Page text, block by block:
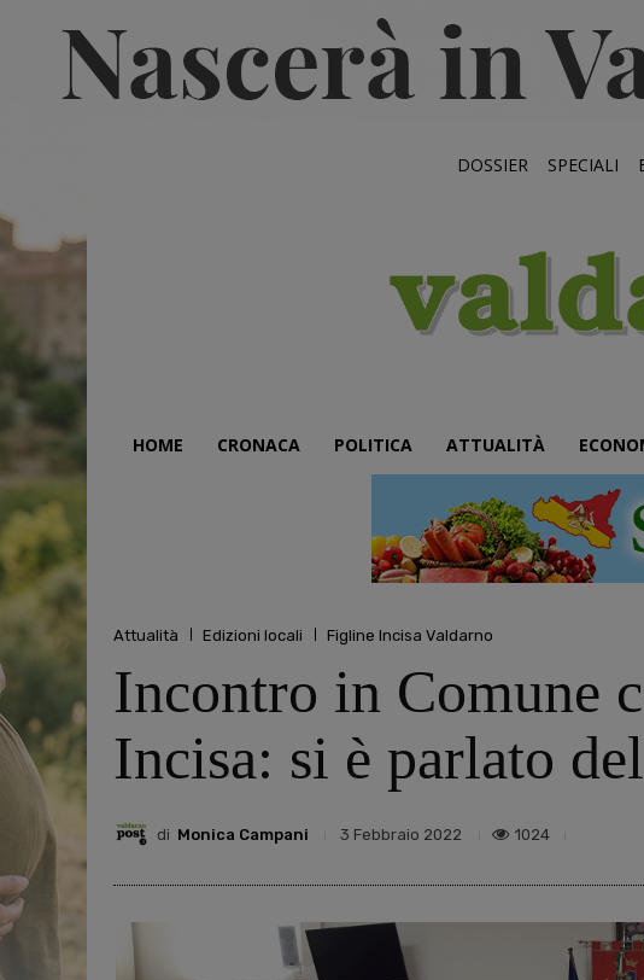
DOSSIER SPECIALI
HOME CRONACA POLITICA ATTUALITÀ
Attualità Edizioni locali Figline Incisa Valdarno
Incontro in Comune
Incisa: si è parlato
di Monica Campani 3 Febbraio 2022 1024